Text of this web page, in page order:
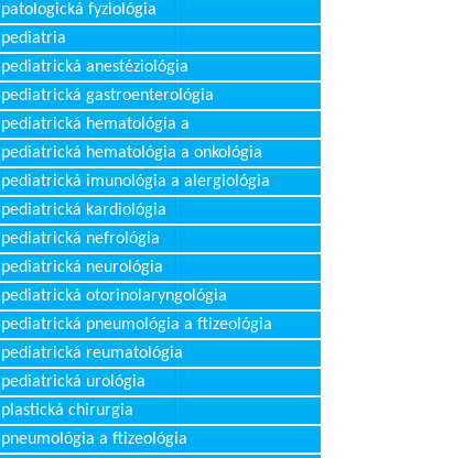
patologická fyziológia
pediatria
pediatrická anestéziológia
pediatrická gastroenterológia
pediatrická hematológia a
pediatrická hematológia a onkológia
pediatrická imunológia a alergiológia
pediatrická kardiológia
pediatrická nefrológia
pediatrická neurológia
pediatrická otorinolaryngológia
pediatrická pneumológia a ftizeológia
pediatrická reumatológia
pediatrická urológia
plastická chirurgia
pneumológia a ftizeológia